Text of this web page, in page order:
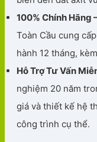
100% Chính Hãng
Toàn Cầu cung
hành 12 tháng,
Hỗ Trợ Tư Vấn
nghiệm 20 năm
giá và thiết kế hệ
công trình cụ thể.